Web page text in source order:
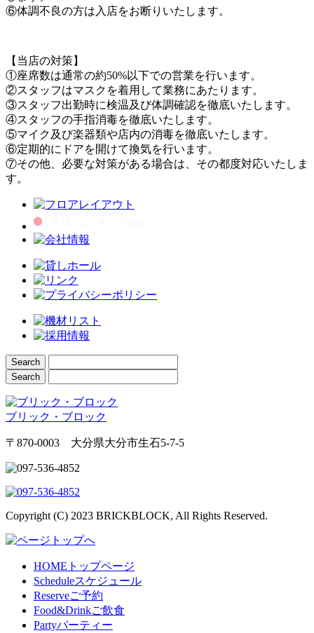
⑥体調不良の方は入店をお断りいたします。
【当店の対策】
①座席数は通常の約50%以下での営業を行います。
②スタッフはマスクを着用して業務にあたります。
③スタッフ出勤時に検温及び体調確認を徹底いたします。
④スタッフの手指消毒を徹底いたします。
⑤マイク及び楽器類や店内の消毒を徹底いたします。
⑥定期的にドアを開けて換気を行います。
⑦その他、必要な対策がある場合は、その都度対応いたしま
す。
ブリック・ブロック
〒870-0003 大分県大分市生石5-7-5
Copyright (C) 2023 BRICKBLOCK, All Rights Reserved.
HOME トップページ
Scheduleスケジュール
Reserveご予約
Food&Drinkご飲食
Partyパーティー